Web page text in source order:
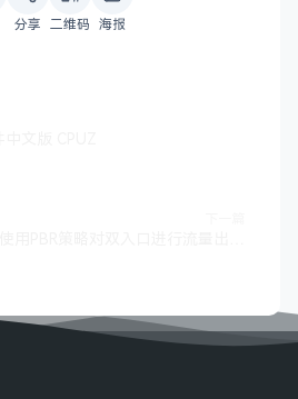
分享 二维码 海报